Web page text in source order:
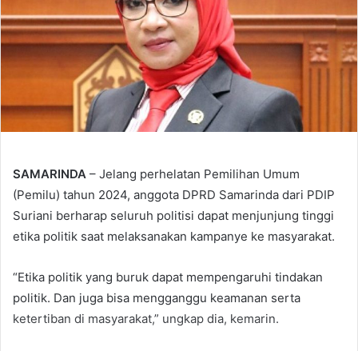
SAMARINDA – Jelang perhelatan Pemilihan Umum
(Pemilu) tahun 2024, anggota DPRD Samarinda dari PDIP
Suriani berharap seluruh politisi dapat menjunjung tinggi
etika politik saat melaksanakan kampanye ke masyarakat.
“Etika politik yang buruk dapat mempengaruhi tindakan
politik. Dan juga bisa mengganggu keamanan serta
ketertiban di masyarakat,” ungkap dia, kemarin.